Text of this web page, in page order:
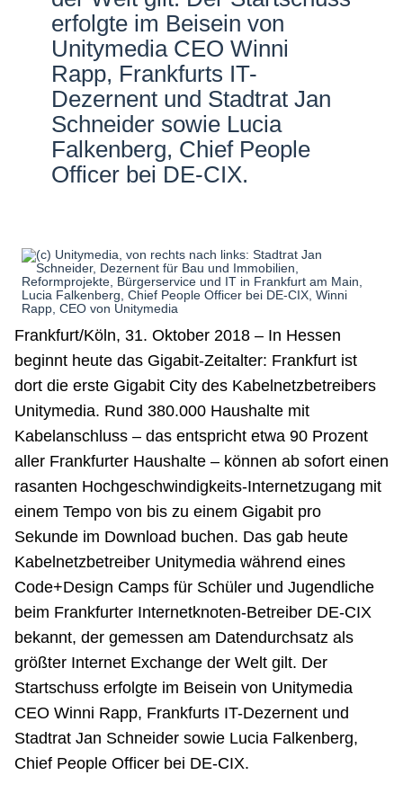
erfolgte im Beisein von
Unitymedia CEO Winni
Rapp, Frankfurts IT-
Dezernent und Stadtrat Jan
Schneider sowie Lucia
Falkenberg, Chief People
Officer bei DE-CIX.
Frankfurt/Köln, 31. Oktober 2018 – In Hessen
beginnt heute das Gigabit-Zeitalter: Frankfurt ist
dort die erste Gigabit City des Kabelnetzbetreibers
Unitymedia. Rund 380.000 Haushalte mit
Kabelanschluss – das entspricht etwa 90 Prozent
aller Frankfurter Haushalte – können ab sofort einen
rasanten Hochgeschwindigkeits-Internetzugang mit
einem Tempo von bis zu einem Gigabit pro
Sekunde im Download buchen. Das gab heute
Kabelnetzbetreiber Unitymedia während eines
Code+Design Camps für Schüler und Jugendliche
beim Frankfurter Internetknoten-Betreiber DE-CIX
bekannt, der gemessen am Datendurchsatz als
größter Internet Exchange der Welt gilt. Der
Startschuss erfolgte im Beisein von Unitymedia
CEO Winni Rapp, Frankfurts IT-Dezernent und
Stadtrat Jan Schneider sowie Lucia Falkenberg,
Chief People Officer bei DE-CIX.